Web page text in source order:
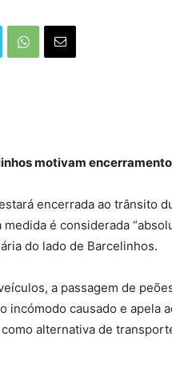
motivam
encerrada ao trânsito
é considerada
do lado de Barcelinhos.
a passagem de
incómodo causado e apela
alternativa de